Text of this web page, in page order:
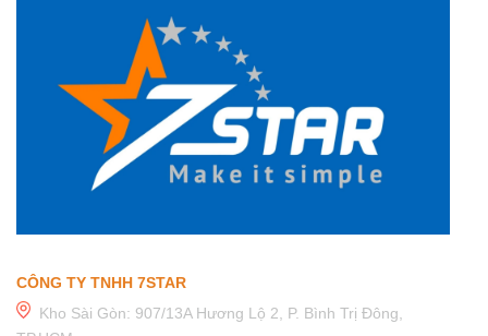
CÔNG TY TNHH 7STAR
Kho Sài Gòn: 907/13A Hương Lộ 2, P. Bình Trị Đông,